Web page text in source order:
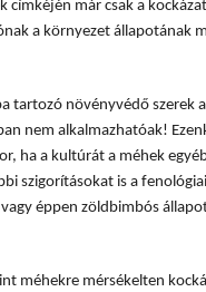
már csak a
a környezet állapotának
tartozó növényvédő szerek
nem alkalmazhatóak!
ha a kultúrát a méhek
szigorításokat is a
éppen zöldbimbós
méhekre mérsékelten